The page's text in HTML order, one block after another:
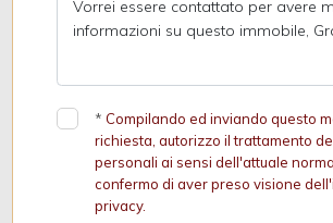
* Compilando ed inviando questo
richiesta, autorizzo il trattamento
personali ai sensi dell'attuale
confermo di aver preso visione
privacy.